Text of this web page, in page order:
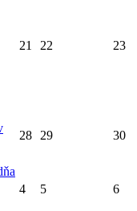
21 22 23
28 29 30
4 5 6